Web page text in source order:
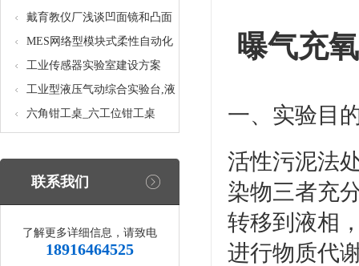
实训设备
助力春季高教仪器展
戴育教仪厂浅谈凹面镜和凸面
镜的区别之处
MES网络型模块式柔性自动化
生产线实验系统(八站)_模块柔
性自动化生产线教学实训设备
工业传感器实验室建设方案
工业型液压气动综合实验台,液
压气动综合实训台
六角钳工桌_六工位钳工桌
联系我们
了解更多详细信息，请致电
18916464525
曝气充
一、实验目
活性污泥法
染物三者充
转移到液相
进行物质代